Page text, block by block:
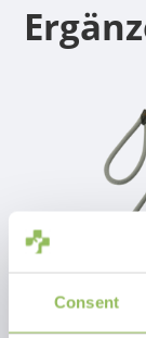
Consent